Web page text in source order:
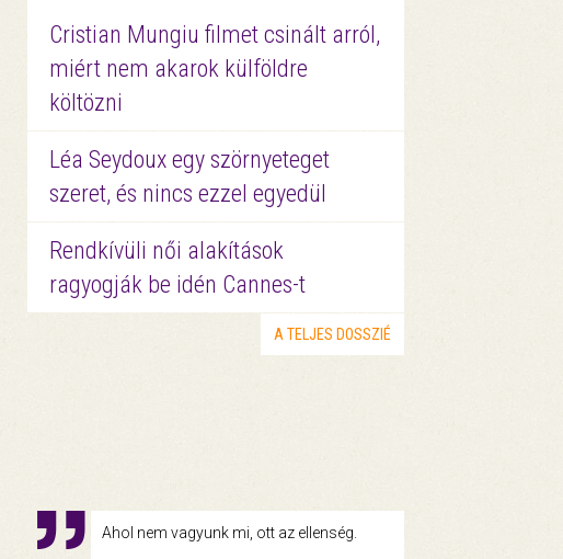
Cristian Mungiu filmet csinált arról,
miért nem akarok külföldre
költözni
Léa Seydoux egy szörnyeteget
szeret, és nincs ezzel egyedül
Rendkívüli női alakítások
ragyogják be idén Cannes-t
A TELJES DOSSZIÉ
Ahol nem vagyunk mi, ott az ellenség.